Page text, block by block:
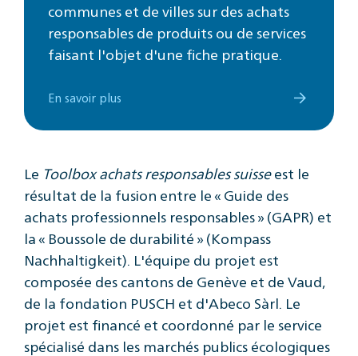
communes et de villes sur des achats
responsables de produits ou de services
faisant l'objet d'une fiche pratique.
En savoir plus
Le Toolbox achats responsables suisseest le
résultat de la fusion entre le « Guide des
achats professionnels responsables » (GAPR) et
la « Boussole de durabilité » (Kompass
Nachhaltigkeit). L'équipe du projet est
composée des cantons de Genève et de Vaud,
de la fondation PUSCH et d'Abeco Sàrl. Le
projet est financé et coordonné par le service
spécialisé dans les marchés publics écologiques